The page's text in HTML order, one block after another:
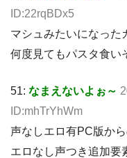
ID:22rqBDx5
マシュみたいになった
何度見てもパスタ食い
51: なまえないよぉ～
ID:mhTrYhWm
声なしエロ有PC版か
エロなし声つき追加要